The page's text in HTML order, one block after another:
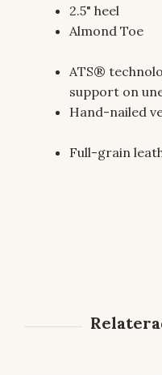
2.5" heel
Almond Toe
ATS®
support on
Hand-nailed
Full-grain